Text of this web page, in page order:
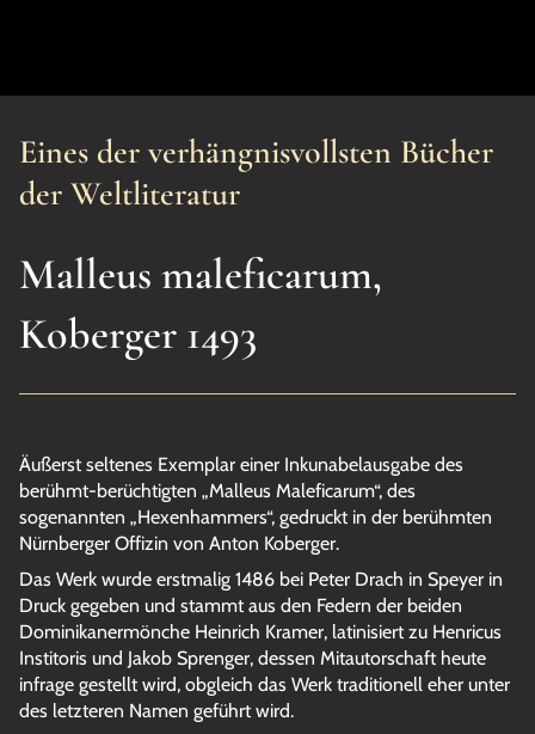
Eines der verhängnisvollsten Bücher
der Weltliteratur
Malleus maleficarum,
Koberger 1493
Äußerst seltenes Exemplar einer Inkunabelausgabe des
berühmt-berüchtigten „Malleus Maleficarum“, des
sogenannten „Hexenhammers“, gedruckt in der berühmten
Nürnberger Offizin von Anton Koberger.
Das Werk wurde erstmalig 1486 bei Peter Drach in Speyer in
Druck gegeben und stammt aus den Federn der beiden
Dominikanermönche Heinrich Kramer, latinisiert zu Henricus
Institoris und Jakob Sprenger, dessen Mitautorschaft heute
infrage gestellt wird, obgleich das Werk traditionell eher unter
des letzteren Namen geführt wird.